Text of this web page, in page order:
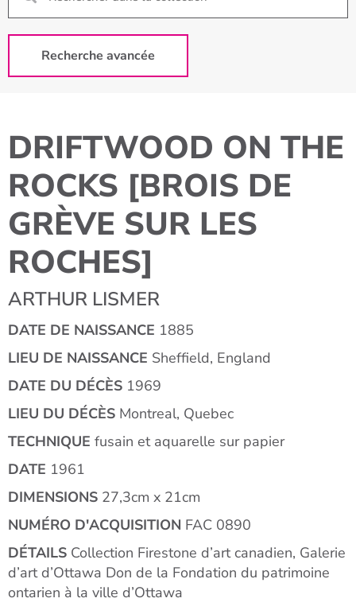
Recherche avancée
DRIFTWOOD ON THE
ROCKS [BROIS DE
GRÈVE SUR LES
ROCHES]
ARTHUR LISMER
DATE DE NAISSANCE 1885
LIEU DE NAISSANCE Sheffield, England
DATE DU DÉCÈS 1969
LIEU DU DÉCÈS Montreal, Quebec
TECHNIQUE fusain et aquarelle sur papier
DATE 1961
DIMENSIONS 27,3cm x 21cm
NUMÉRO D'ACQUISITION FAC 0890
DÉTAILS Collection Firestone d’art canadien, Galerie
d’art d’Ottawa Don de la Fondation du patrimoine
ontarien à la ville d’Ottawa